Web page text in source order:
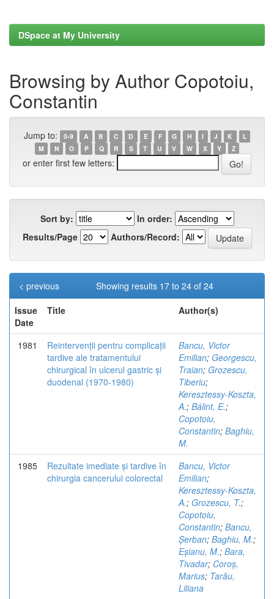
DSpace at My University
Browsing by Author Copotoiu,
Constantin
Jump to: 0-9 A B C D E F G H I J K
L
M
N O P Q R S T U V W X Y Z
or enter first few letters:
Sort by:
In order:
Results/Page
Authors/Record:
Showing results 17 to 24 of 24
< previous
Issue
Date
Title Author(s)
1981
Reintervenții pentru complicații
tardive ale tratamentului
chirurgical în ulcerul gastric și
duodenal (1970-1980)
Bancu, Victor
Emilian; Georgescu,
Traian; Grozescu,
Tiberiu;
Keresztessy-Koszta,
A.; Bálint, E.;
Copotoiu,
Constantin; Baghiu,
M.
1985
Rezultate imediate și tardive în
chirurgia cancerului colorectal
Bancu, Victor
Emilian;
Keresztessy-Koszta,
A.; Grozescu, T.;
Copotoiu,
Constantin; Bancu,
Șerban; Baghiu, M.;
Eșianu, M.; Bara,
Tivadar; Coroș,
Marius; Tarău,
Liliana